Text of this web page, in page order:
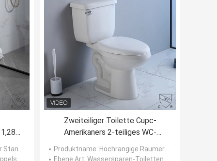
1,28 Gpf
Zweiteiliger Toilette Cupc-
Amerikaners 2-teiliges WC-
Spülventil länglicher
Standardschüssel
Produktname: Hochrangige Raumersparnis verlängerte beste zweiteilige Toilette
Ebene Art: Wassersparen-Toiletten